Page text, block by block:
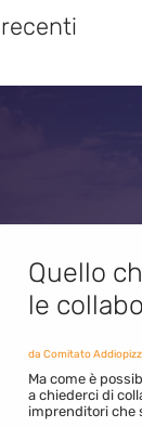
Quello
le
da Comitato
Ma come è
a chiederci di
imprenditori che